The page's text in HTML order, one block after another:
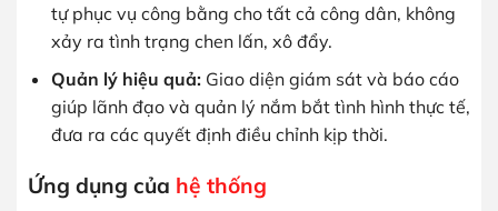
tự phục vụ công bằng cho tất cả công dân, không
xảy ra tình trạng chen lấn, xô đẩy.
Quản lý hiệu quả:Giao diện giám sát và báo cáo
giúp lãnh đạo và quản lý nắm bắt tình hình thực tế,
đưa ra các quyết định điều chỉnh kịp thời.
Ứng dụng của hệ thống